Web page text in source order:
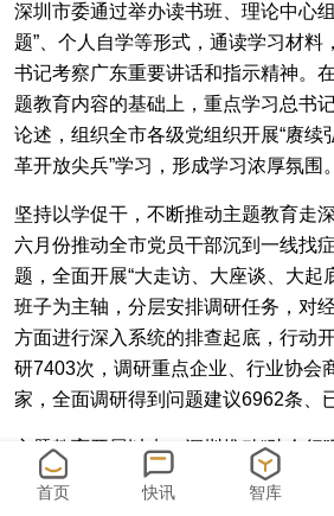
深圳市委通过举办读书班、理论中心
题”、个人自学等形式，通读学习材料
书记考察广东重要讲话和指示精神。
题教育内容的基础上，重点学习总书
论述，组织全市各级党组织开展“赓续
革开放尖兵”学习，形成学习浓厚氛围。
坚持以学促干，不断推动主题教育走
六月份推动全市党员干部沉到一线找
题，全面开展“大走访、大座谈、大起
班子为主轴，分层安排调研任务，对
方面进行深入系统的排查起底，行动
研7403次，调研重点企业、行业协会
家，全面调研得到问题建议6962条、
主题教育开展以来，深圳推动“助企行
选派市、区、街道三级9200余名干部
首页 快讯 智库